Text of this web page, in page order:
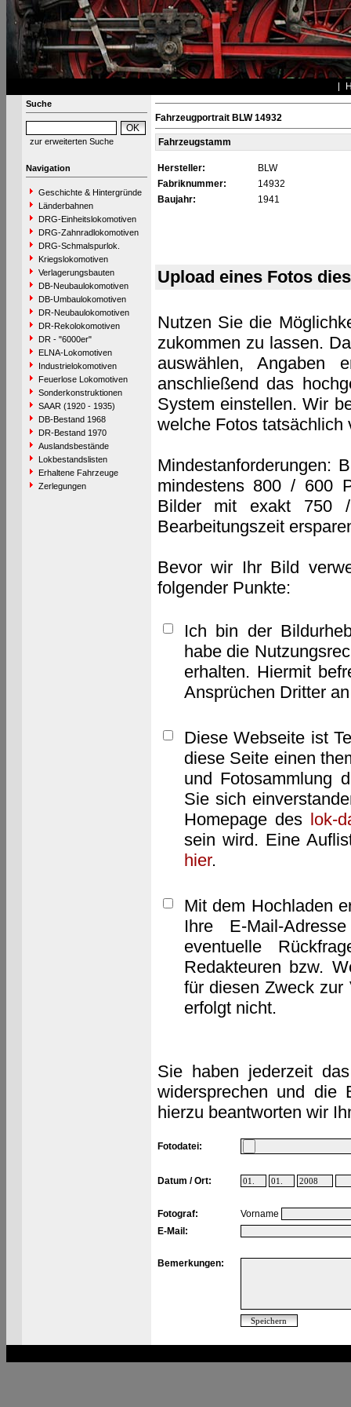
Suche
zur erweiterten Suche
Navigation
Geschichte & Hintergründe
Länderbahnen
DRG-Einheitslokomotiven
DRG-Zahnradlokomotiven
DRG-Schmalspurlok.
Kriegslokomotiven
Verlagerungsbauten
DB-Neubaulokomotiven
DB-Umbaulokomotiven
DR-Neubaulokomotiven
DR-Rekolokomotiven
DR - "6000er"
ELNA-Lokomotiven
Industrielokomotiven
Feuerlose Lokomotiven
Sonderkonstruktionen
SAAR (1920 - 1935)
DB-Bestand 1968
DR-Bestand 1970
Auslandsbestände
Lokbestandslisten
Erhaltene Fahrzeuge
Zerlegungen
Fahrzeugportrait BLW 14932
Fahrzeugstamm
Hersteller:
BLW
Fabriknummer:
14932
Baujahr:
1941
Upload eines Fotos
Nutzen Sie die
zukommen zu lassen.
auswählen, Angaben
anschließend das
System einstellen. Wir
welche Fotos tatsächlich
Mindestanforderungen:
mindestens 800 / 600
Bilder mit exakt 750
Bearbeitungszeit
Bevor wir Ihr Bild
folgender Punkte:
Ich bin der
habe die
erhalten. Hiermit
Ansprüchen Dritter
Diese Webseite ist
diese Seite einen
und Fotosammlung
Sie sich
Homepage des lok-
sein wird. Eine
hier.
Mit dem Hochladen
Ihre E-Mail-
eventuelle
Redakteuren bzw.
für diesen Zweck zur
erfolgt nicht.
Sie haben jederzeit
widersprechen und die
hierzu beantworten wir
Fotodatei:
Datum / Ort:
Fotograf:
Vorname
E-Mail:
Bemerkungen: